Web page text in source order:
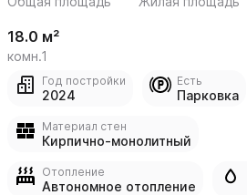
18.0 м²
комн.1
Год постройки
2024
Есть
Парковка
Материал стен
Кирпично-монолитный
Отопление
Автономное отопление